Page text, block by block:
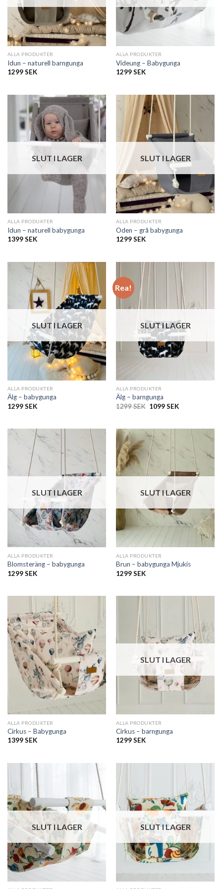
ALLA PRODUKTER
Idun – naturell barngunga
1299SEK
ALLA PRODUKTER
Videung – Babygunga
1299SEK
SLUT I LAGER
ALLA PRODUKTER
Idun – naturell babygunga
1399SEK
SLUT I LAGER
ALLA PRODUKTER
Oden – grå babygunga
1299SEK
SLUT I LAGER
ALLA PRODUKTER
Älg – babygunga
1299SEK
Rea!
SLUT I LAGER
ALLA PRODUKTER
Älg – barngunga
1299SEK Det
1299 SEK.
1099SEKDet
1099 SEK.
SLUT I LAGER
ALLA PRODUKTER
Blomsteräng – babygunga
1299SEK
SLUT I LAGER
ALLA PRODUKTER
Brun – babygunga Mjukis
1299SEK
ALLA PRODUKTER
Cirkus – Babygunga
1399SEK
SLUT I LAGER
ALLA PRODUKTER
Cirkus – barngunga
1299SEK
SLUT I LAGER SLUT I LAGER